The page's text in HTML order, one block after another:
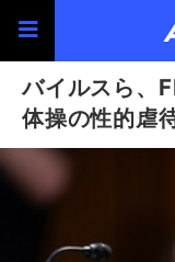
バイルスら、
体操の性的虐